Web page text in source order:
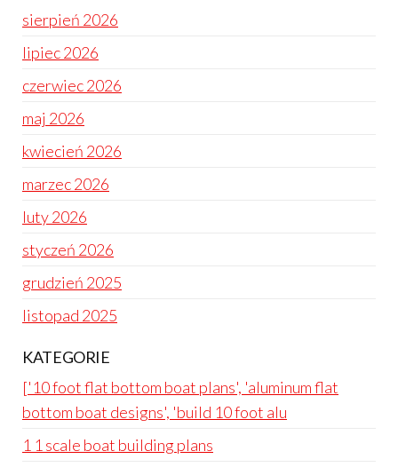
sierpień 2026
lipiec 2026
czerwiec 2026
maj 2026
kwiecień 2026
marzec 2026
luty 2026
styczeń 2026
grudzień 2025
listopad 2025
KATEGORIE
['10 foot flat bottom boat plans', 'aluminum flat
bottom boat designs', 'build 10 foot alu
1 1 scale boat building plans